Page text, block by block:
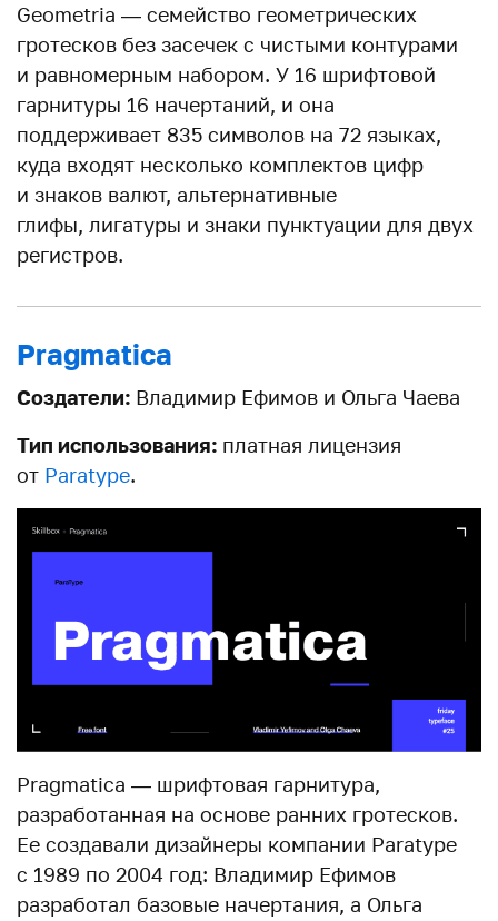
Geometria — семейство геометрических
гротесков без засечек с чистыми контурами
и равномерным набором. У 16 шрифтовой
гарнитуры 16 начертаний, и она
поддерживает 835 символов на 72 языках,
куда входят несколько комплектов цифр
и знаков валют, альтернативные
глифы, лигатуры и знаки пунктуации для двух
регистров.
Pragmatica
Создатели: Владимир Ефимов и Ольга Чаева
Тип использования: платная лицензия
от Paratype.
Pragmatica — шрифтовая гарнитура,
разработанная на основе ранних гротесков.
Ее создавали дизайнеры компании Paratype
с 1989 по 2004 год: Владимир Ефимов
разработал базовые начертания, а Ольга